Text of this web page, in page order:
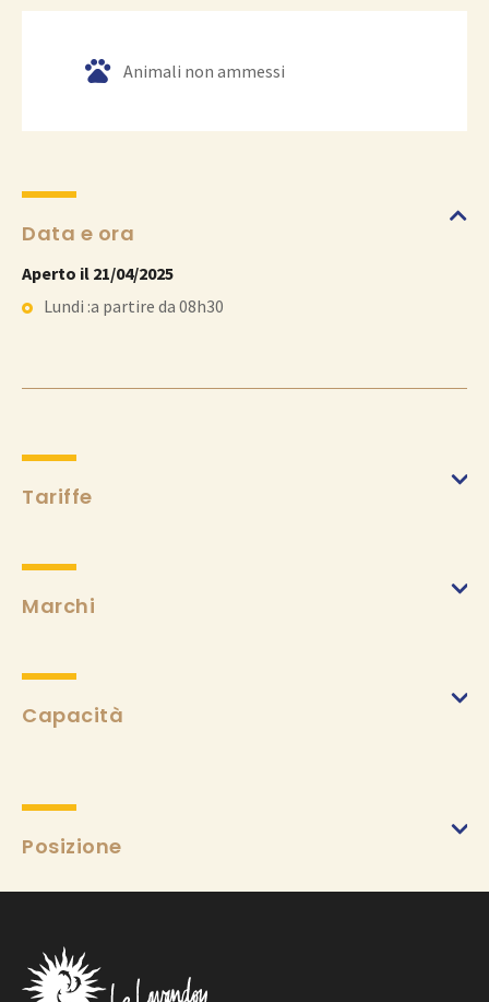
Animali non ammessi
Data e ora
Aperto il 21/04/2025
Lundi :a partire da 08h30
Tariffe
Marchi
Capacità
Posizione